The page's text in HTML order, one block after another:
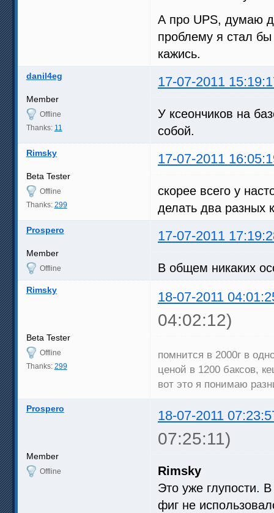
А про UPS, думаю
проблему я стал
кажись.
danil4eg 17-07-2011
Member
Offline
Thanks: 11
У ксеончиков на
собой.
Rimsky 17-07-2011
Beta Tester
Offline
Thanks: 299
скорее всего у
делать два разных
Prospero 17-07-2011
Member
Offline В общем никаких
Rimsky 18-07-2011
04:02:12)
Beta Tester
Offline
Thanks: 299
помнится в 2000г в
ценой в 1200 баксов,
вот это я понимаю
Prospero 18-07-2011
07:25:11)
Member
Offline
Rimsky
Это уже глупости.
фиг не